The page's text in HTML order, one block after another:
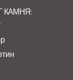
КАМНЯ: